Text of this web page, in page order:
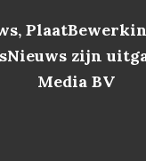
zijn
Media BV